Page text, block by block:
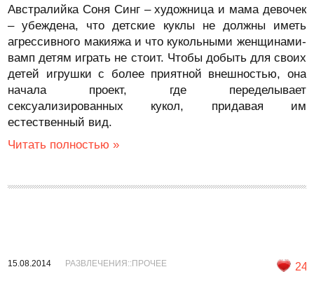
Австралийка Соня Синг – художница и мама девочек
– убеждена, что детские куклы не должны иметь
агрессивного макияжа и что кукольными женщинами-
вамп детям играть не стоит. Чтобы добыть для своих
детей игрушки с более приятной внешностью, она
начала проект, где переделывает
сексуализированных кукол, придавая им
естественный вид.
Читать полностью »
15.08.2014 РАЗВЛЕЧЕНИЯ::ПРОЧЕЕ 24